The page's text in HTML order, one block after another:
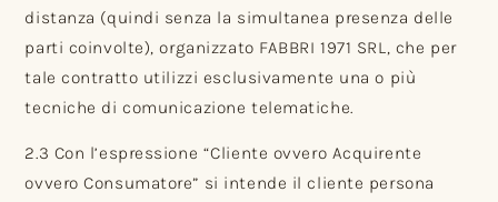
distanza (quindi senza la simultanea presenza delle
parti coinvolte), organizzato FABBRI 1971 SRL, che per
tale contratto utilizzi esclusivamente una o più
tecniche di comunicazione telematiche.
2.3 Con l’espressione “Cliente ovvero Acquirente
ovvero Consumatore” si intende il cliente persona